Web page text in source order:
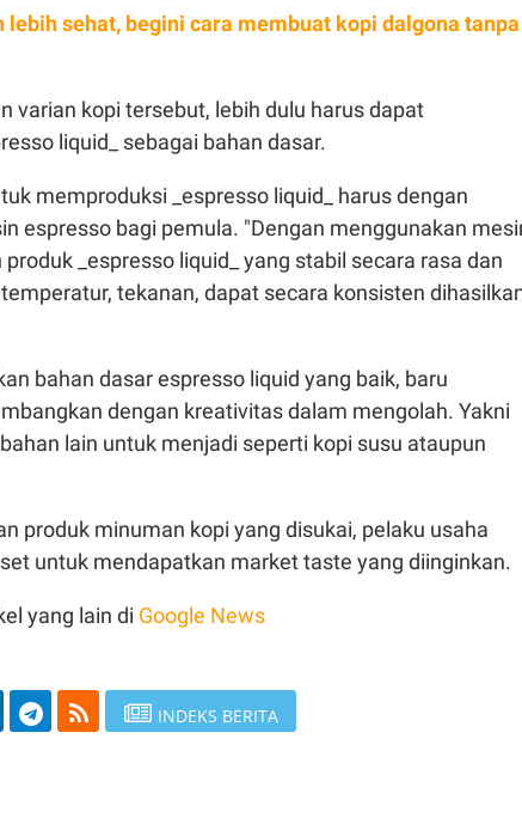
lebih sehat, begini cara membuat kopi dalgona tanpa
varian kopi tersebut, lebih dulu harus dapat
liquid_ sebagai bahan dasar.
memproduksi _espresso liquid_ harus dengan
espresso bagi pemula. "Dengan menggunakan
_espresso liquid_ yang stabil secara rasa dan
tekanan, dapat secara konsisten
bahan dasar espresso liquid yang baik, baru
dengan kreativitas dalam mengolah. Yakni
lain untuk menjadi seperti kopi susu ataupun
produk minuman kopi yang disukai, pelaku usaha
untuk mendapatkan market taste yang diinginkan.
yang lain di Google News
INDEKS BERITA